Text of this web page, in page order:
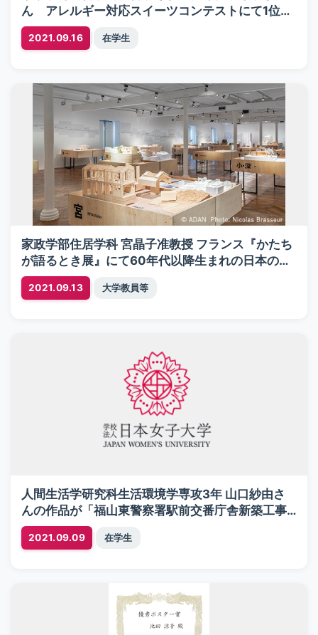
ん アレルギー対応スイーツコンテストにて1位を
受賞
2021.09.16 在学生
家政学部住居学科 宮晶子准教授 フランス『かたち
が語るとき展』にて60年代以降生まれの日本の建
築家35組に選出
2021.09.13 大学教員等
人間生活学研究科生活環境学専攻3年 山口紗由さ
んの作品が「福山東警察署駅前交番庁舎新築工事
に伴う基本設計及び実施設計委託に係る公募型建
築プロポーザル」にて選出。
2021.09.09 在学生